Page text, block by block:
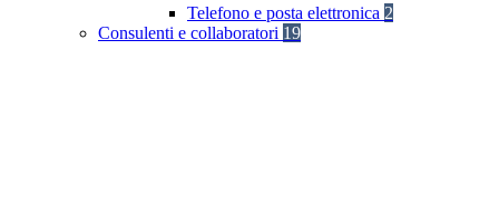
Telefono e posta elettronica 2
Consulenti e collaboratori 19